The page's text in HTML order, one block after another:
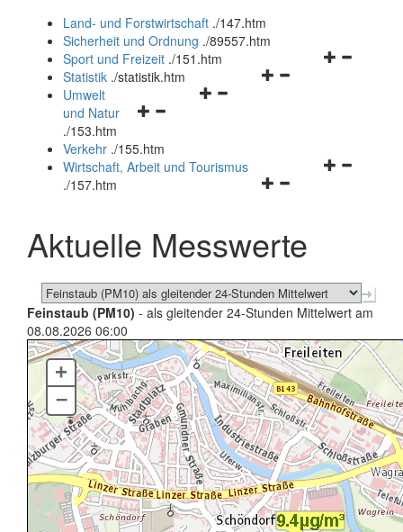
und
schließen
Land- und Forstwirtschaft ./147.htm
Sicherheit und Ordnung ./89557.htm
Navigationsmenü
Sport und Freizeit ./151.htm
Navigationsmenü
Statistik ./statistik.htm
Navigationsmenü
und
schließen
Umwelt
und Natur
./153.htm
Verkehr ./155.htm
Navigationsmenü
schließen
Wirtschaft, Arbeit und Tourismus
./157.htm
Aktuelle Messwerte
Feinstaub (PM10) - als gleitender 24-Stunden Mittelwert am
08.08.2026 06:00
+
–